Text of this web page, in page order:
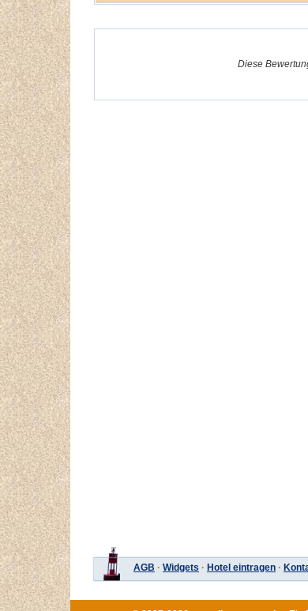
Diese
AGB · Widgets · Hotel eintragen ·